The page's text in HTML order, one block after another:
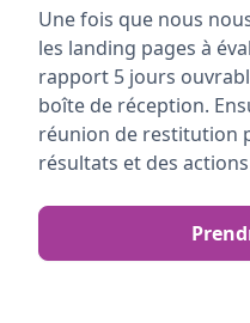
Une fois que nous
les landing pages à
rapport 5 jours
boîte de réception.
réunion de restitution
résultats et des